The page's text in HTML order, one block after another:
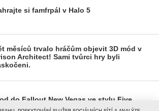
si famfrpál v Halo 5
měsíců trvalo hráčům objevit 3D mód v
Architect! Sami tvůrci hry byli
do Fallout New Vegas ve stylu Five
at Freddy's vypadá fantasticky!